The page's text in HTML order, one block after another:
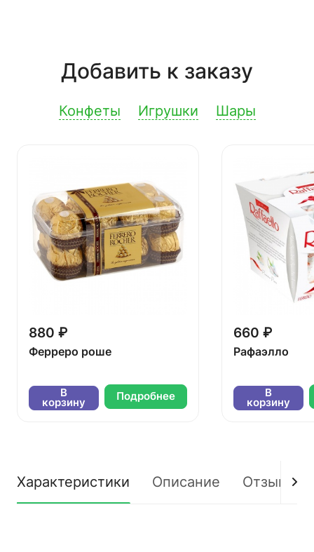
Добавить к заказу
Конфеты Игрушки Шары
880 ₽
Ферреро роше
В
корзину Подробнее
660 ₽
Рафаэлло
В
корзину
Характеристики Описание Отзывы